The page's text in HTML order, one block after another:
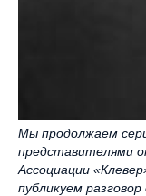
Мы продолжаем
представителями
Ассоциации
публикуем